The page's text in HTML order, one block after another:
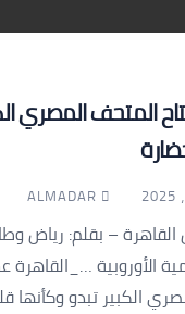
المتحف المصري
ALMADAR
القاهرة – بقلم: رياض
الأوروبية …_القاهرة
الكبير تبدو وكأنها